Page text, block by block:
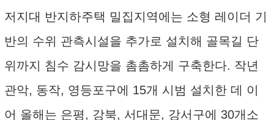
저지대 반지하주택 밀집지역에는 소형 레이더 기
반의 수위 관측시설을 추가로 설치해 골목길 단
위까지 침수 감시망을 촘촘하게 구축한다. 작년
관악, 동작, 영등포구에 15개 시범 설치한 데 이
어 올해는 은평, 강북, 서대문, 강서구에 30개소